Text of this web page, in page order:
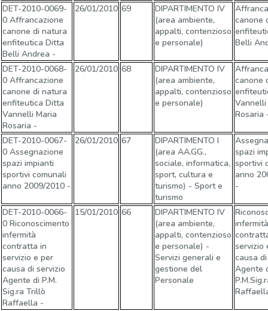
DET-2010-0069-
0 Affrancazione
canone di natura
enfiteutica Ditta
Belli Andrea -
26/01/2010 69
DIPARTIMENTO IV
(area ambiente,
appalti, contenzioso
e personale)
canone
Belli
DET-2010-0068-
0 Affrancazione
canone di natura
enfiteutica Ditta
Vannelli Maria
Rosaria -
26/01/2010 68
DIPARTIMENTO IV
(area ambiente,
appalti, contenzioso
e personale)
canone
Vannelli
DET-2010-0067-
0 Assegnazione
spazi impianti
sportivi comunali
anno 2009/2010 -
26/01/2010 67
DIPARTIMENTO I
(area AA.GG.,
sociale, informatica,
sport, cultura e
turismo) - Sport e
turismo
spazi
sportivi
anno
-
DET-2010-0066-
0 Riconoscimento
infermità
contratta in
servizio e per
causa di servizio
Agente di P.M.
Sig.ra Trillò
Raffaella -
15/01/2010 66
DIPARTIMENTO IV
(area ambiente,
appalti, contenzioso
e personale) -
Servizi generali e
gestione del
Personale
infermità
servizio
causa
Agente